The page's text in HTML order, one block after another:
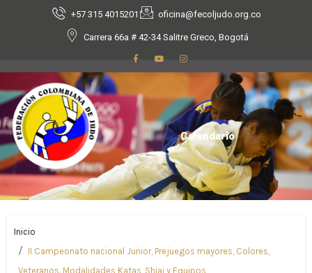
+57 315 4015201 oficina@fecoljudo.org.co
Carrera 66a # 42-34 Salitre Greco, Bogotá
Calendario
Inicio
II Campeonato nacional Junior, Prejuegos mayores, Colores,
Veteranos. Modalidades Katas, Shiai y Equipos